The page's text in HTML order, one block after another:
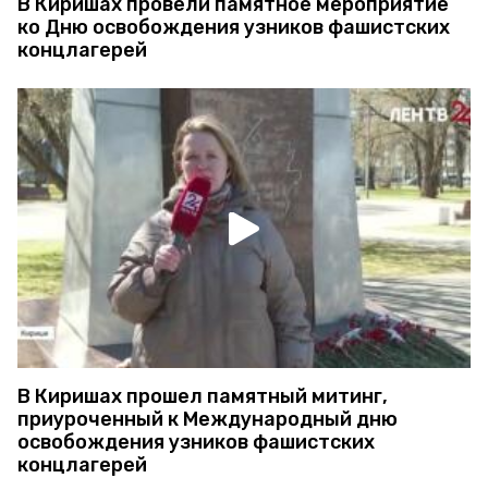
В Киришах провели памятное мероприятие
ко Дню освобождения узников фашистских
концлагерей
В Киришах прошел памятный митинг,
приуроченный к Международный дню
освобождения узников фашистских
концлагерей